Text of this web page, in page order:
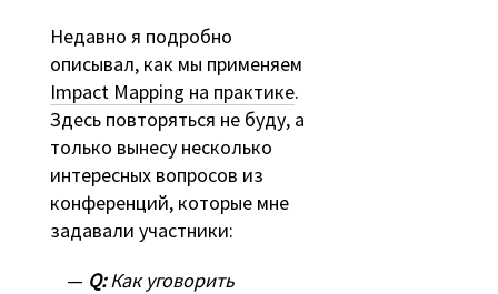
Недавно я подробно
описывал, как мы применяем
Impact Mapping на практике.
Здесь повторяться не буду, а
только вынесу несколько
интересных вопросов из
конференций, которые мне
задавали участники:
Q:Как уговорить